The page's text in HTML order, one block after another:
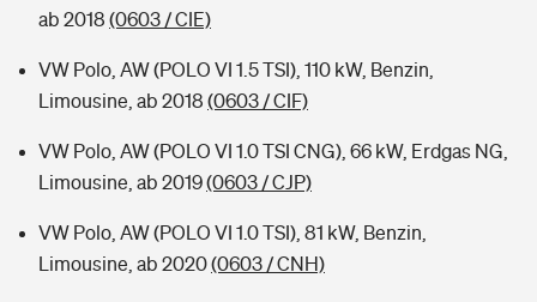
ab 2018 (0603 / CIE)
VW Polo, AW (POLO VI 1.5 TSI), 110 kW, Benzin,
Limousine, ab 2018 (0603 / CIF)
VW Polo, AW (POLO VI 1.0 TSI CNG), 66 kW, Erdgas NG,
Limousine, ab 2019(0603 / CJP)
VW Polo, AW (POLO VI 1.0 TSI), 81 kW, Benzin,
Limousine, ab 2020(0603 / CNH)